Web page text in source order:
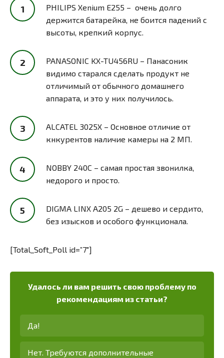
PHILIPS Xenium E255 – очень долго
держится батарейка, не боится падений с
высоты, крепкий корпус.
PANASONIC KX-TU456RU – Панасоник
видимо старался сделать продукт не
отличимый от обычного домашнего
аппарата, и это у них получилось.
ALCATEL 3025X – Основное отличие от
кнкурентов наличие камеры на 2 МП.
NOBBY 240C – самая простая звонилка,
недорого и просто.
DIGMA LINX A205 2G – дешево и сердито,
без изысков и особого функционала.
[Total_Soft_Poll id=”7″]
Удалось ли вам решить свою проблему по
рекомендациям из статьи?
Да!
Нет. Требуются дополнительные